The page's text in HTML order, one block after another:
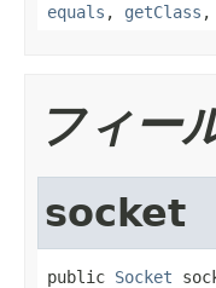
equals , getClass ,
フィー
socket
public Socket